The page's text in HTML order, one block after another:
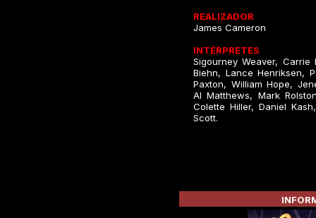
REALIZADOR
James Cameron
INTÉRPRETES
Sigourney Weaver, Carrie
Biehn, Lance Henriksen,
Paxton, William Hope,
Al Matthews, Mark
Colette Hiller, Daniel
Scott.